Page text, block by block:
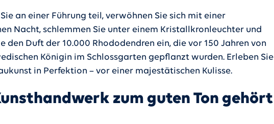
an einer Führung teil, verwöhnen Sie sich mit einer
Nacht, schlemmen Sie unter einem Kristallkronleuchter und
den Duft der 10.000 Rhododendren ein, die vor 150 Jahren von
Königin im Schlossgarten gepflanzt wurden. Erleben Sie
in Perfektion – vor einer majestätischen Kulisse.
zum guten Ton gehört